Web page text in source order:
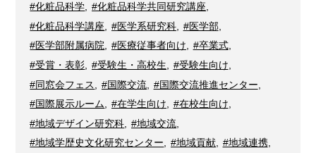
#化粧品科学, #化粧品科学共同研究講座,
#化粧品科学講座
#医学系研究科, #医学部,
#医学部附属病院, #医療従事者向け, #卒業式,
#受賞・表彰
#受験生・高校生 #受験生向け
#同窓会フェス
#国際交流, #国際交流推進センター
#国際展示ルーム
#在学生向け #在校生向け
#地域デザイン研究科
#地域交流,
#地域学歴史文化研究センター, #地域貢献, #地域連携,